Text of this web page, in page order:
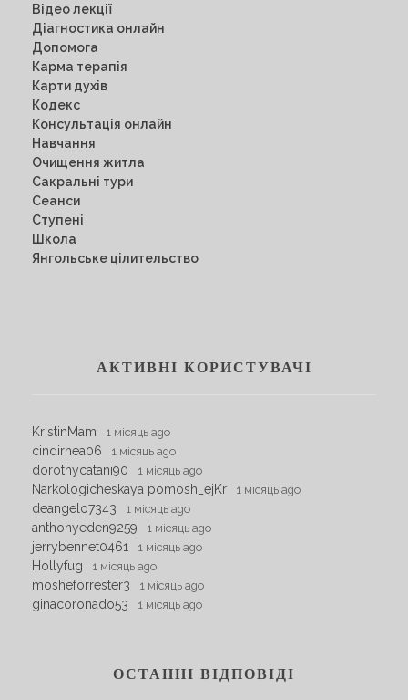
Відео лекції
Діагностика онлайн
Допомога
Карма терапія
Карти духів
Кодекс
Консультація онлайн
Навчання
Очищення житла
Сакральні тури
Сеанси
Ступені
Школа
Янгольське цілительство
АКТИВНІ КОРИСТУВАЧІ
KristinMam 1 місяць ago
cindirhea06 1 місяць ago
dorothycatani90 1 місяць ago
Narkologicheskaya pomosh_ejKr 1 місяць ago
deangelo7343 1 місяць ago
anthonyeden9259 1 місяць ago
jerrybennet0461 1 місяць ago
Hollyfug 1 місяць ago
mosheforrester3 1 місяць ago
ginacoronado53 1 місяць ago
ОСТАННІ ВІДПОВІДІ